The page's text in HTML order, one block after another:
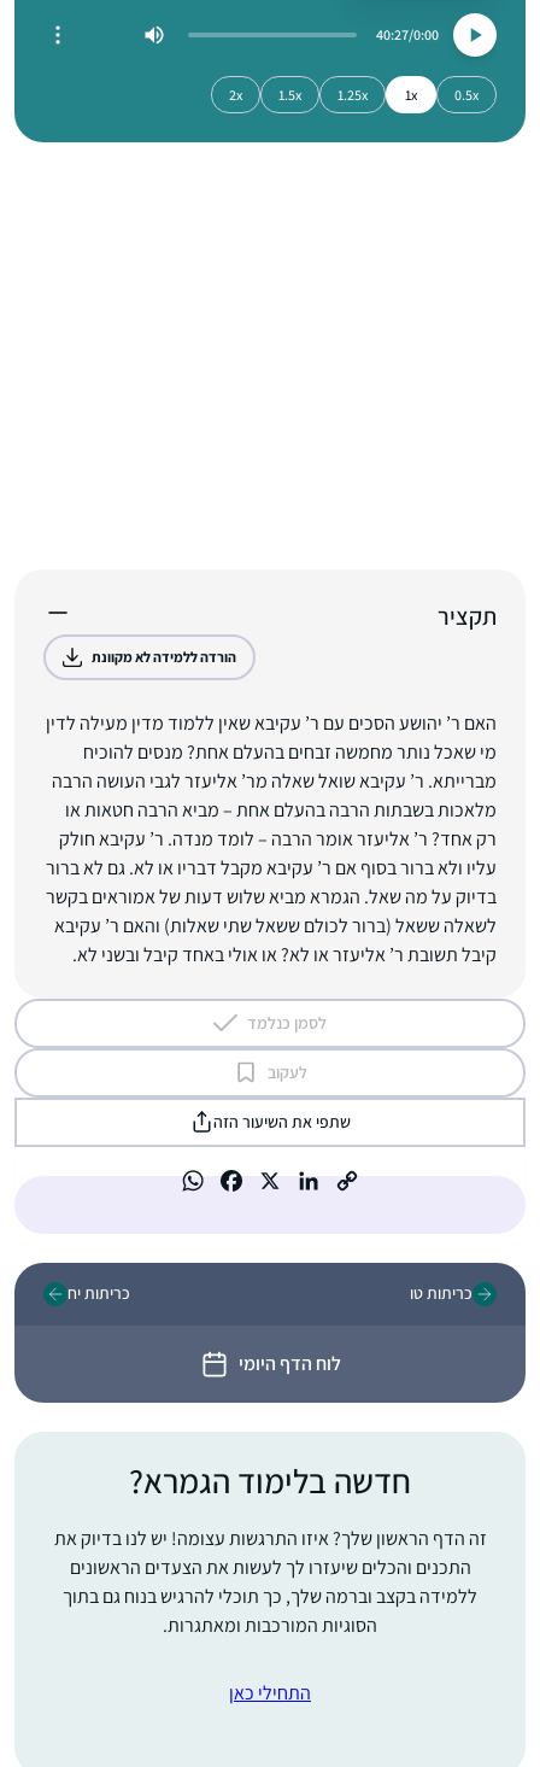
0:00
40:27
0.5x
1x
1.25x
1.5x
2x
תקציר
הורדה ללמידה לא מקוונת
האם ר’ יהושע הסכים עם ר’ עקיבא שאין ללמוד מדין מעילה לדין
מי שאכל נותר מחמשה זבחים בהעלם אחת? מנסים להוכיח
מברייתא. ר’ עקיבא שואל שאלה מר’ אליעזר לגבי העושה הרבה
מלאכות בשבתות הרבה בהעלם אחת – מביא הרבה חטאות או
רק אחד? ר’ אליעזר אומר הרבה – לומד מנדה. ר’ עקיבא חולק
עליו ולא ברור בסוף אם ר’ עקיבא מקבל דבריו או לא. גם לא ברור
בדיוק על מה שאל. הגמרא מביא שלוש דעות של אמוראים בקשר
לשאלה ששאל (ברור לכולם ששאל שתי שאלות) והאם ר’ עקיבא
קיבל תשובת ר’ אליעזר או לא? או אולי באחד קיבל ובשני לא.
לסמן כנלמד
לעקוב
שתפי את השיעור הזה
כריתות טו
לוח הדף היומי
כריתות יח
חדשה בלימוד הגמרא?
זה הדף הראשון שלך? איזו התרגשות עצומה! יש לנו בדיוק את
התכנים והכלים שיעזרו לך לעשות את הצעדים הראשונים
ללמידה בקצב וברמה שלך, כך תוכלי להרגיש בנוח גם בתוך
הסוגיות המורכבות ומאתגרות.
התחילי כאן